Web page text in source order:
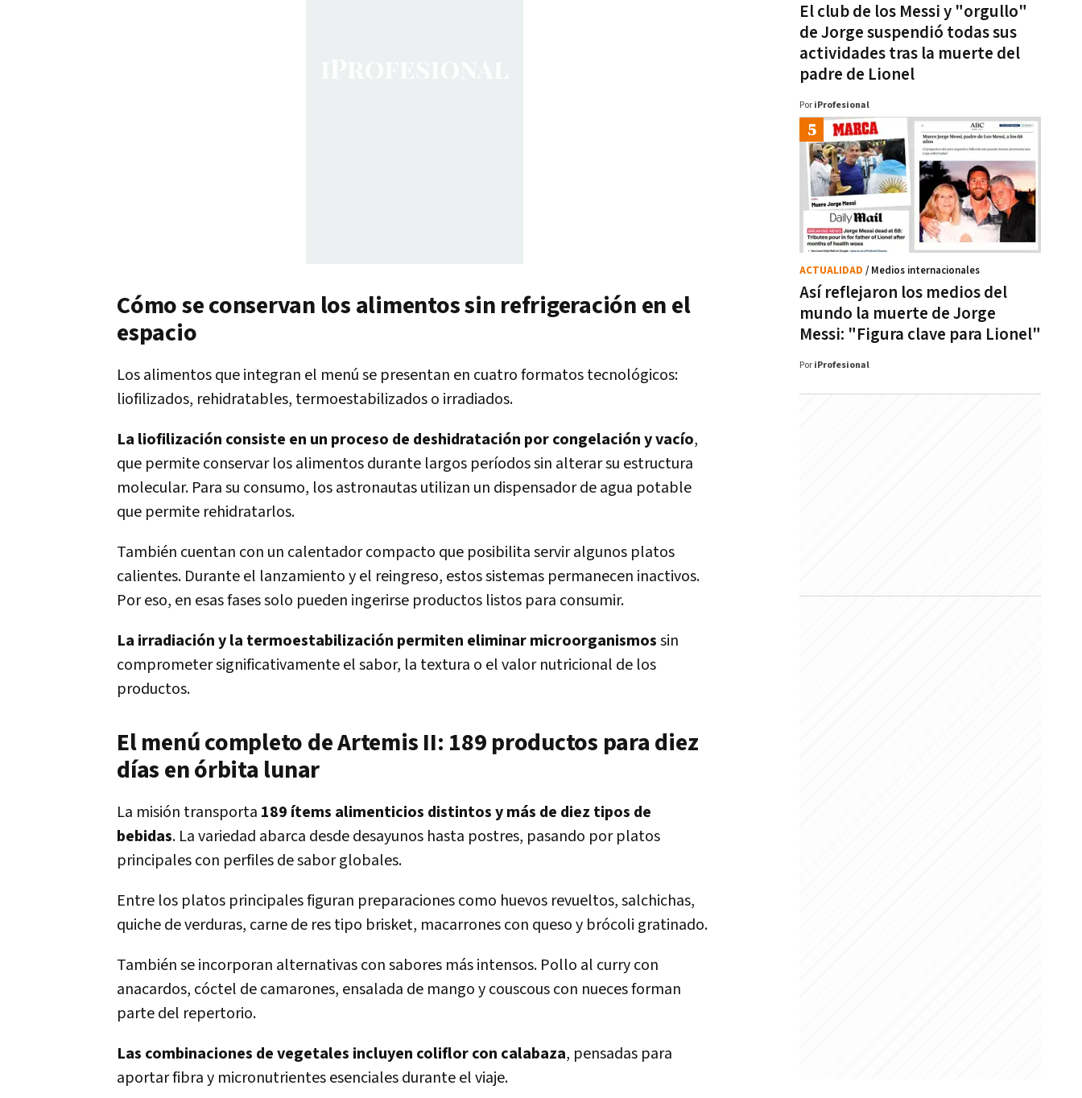
Cómo se conservan los alimentos sin refrigeración en el
espacio
Los alimentos que integran el menú se presentan en cuatro formatos tecnológicos:
liofilizados, rehidratables, termoestabilizados o irradiados.
La liofilización consiste en un proceso de deshidratación por congelación y vacío,
que permite conservar los alimentos durante largos períodos sin alterar su estructura
molecular. Para su consumo, los astronautas utilizan un dispensador de agua potable
que permite rehidratarlos.
También cuentan con un calentador compacto que posibilita servir algunos platos
calientes. Durante el lanzamiento y el reingreso, estos sistemas permanecen inactivos.
Por eso, en esas fases solo pueden ingerirse productos listos para consumir.
La irradiación y la termoestabilización permiten eliminar microorganismossin
comprometer significativamente el sabor, la textura o el valor nutricional de los
productos.
El menú completo de Artemis II: 189 productos para diez
días en órbita lunar
La misión transporta 189 ítems alimenticios distintos y más de diez tipos de
bebidas. La variedad abarca desde desayunos hasta postres, pasando por platos
principales con perfiles de sabor globales.
Entre los platos principales figuran preparaciones como huevos revueltos, salchichas,
quiche de verduras, carne de res tipo brisket, macarrones con queso y brócoli gratinado.
También se incorporan alternativas con sabores más intensos. Pollo al curry con
anacardos, cóctel de camarones, ensalada de mango y couscous con nueces forman
parte del repertorio.
Las combinaciones de vegetales incluyen coliflor con calabaza, pensadas para
aportar fibra y micronutrientes esenciales durante el viaje.
El club de los Messi y "orgullo"
de Jorge suspendió todas sus
actividades tras la muerte del
padre de Lionel
Por iProfesional
Así reflejaron los medios del
mundo la muerte de Jorge
Messi: "Figura clave para Lionel"
ACTUALIDAD / Medios internacionales
Por iProfesional